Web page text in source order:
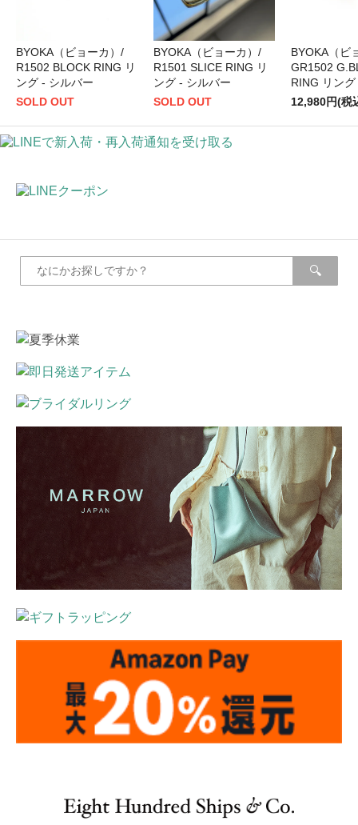
BYOKA（ビョーカ）/
R1502 BLOCK RING リ
ング - シルバー
SOLD OUT
BYOKA（ビョーカ）/
R1501 SLICE RING リ
ング - シルバー
SOLD OUT
BYOKA（ビ
GR1502
RING リン
12,980円(税